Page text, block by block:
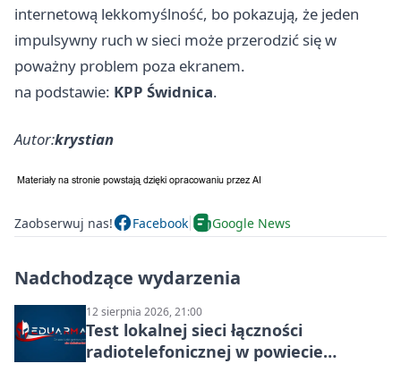
internetową lekkomyślność, bo pokazują, że jeden
impulsywny ruch w sieci może przerodzić się w
poważny problem poza ekranem.
na podstawie: KPP Świdnica.
Autor:krystian
Zaobserwuj nas! Facebook Google News
Nadchodzące wydarzenia
12 sierpnia 2026, 21:00
Test lokalnej sieci łączności
radiotelefonicznej w powiecie